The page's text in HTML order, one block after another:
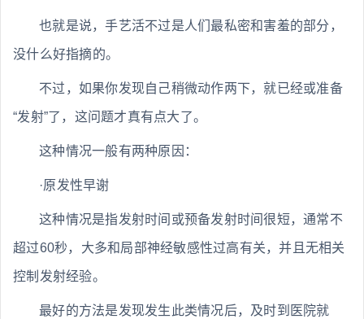
也就是说，手艺活不过是人们最私密和害羞的部分，
没什么好指摘的。
不过，如果你发现自己稍微动作两下，就已经或准备
“发射”了，这问题才真有点大了。
这种情况一般有两种原因：
·原发性早谢
这种情况是指发射时间或预备发射时间很短，通常不
超过60秒，大多和局部神经敏感性过高有关，并且无相关
控制发射经验。
最好的方法是发现发生此类情况后，及时到医院就